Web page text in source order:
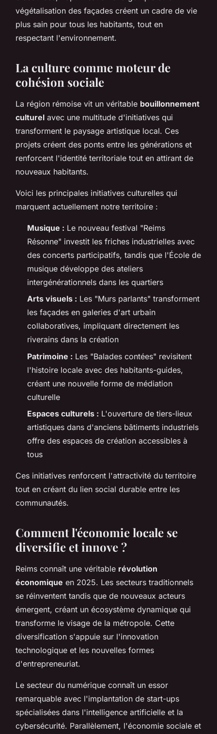
végétalisation des façades créent un cadre de vie
plus sain pour tous les habitants, tout en
respectant l'environnement.
La culture comme moteur de
cohésion sociale
La région rémoise vit un véritable bouillonnement
culturel avec une multitude d'initiatives qui
transforment le paysage artistique local. Ces
projets créent des ponts entre les générations et
renforcent l'identité territoriale tout en attirant de
nouveaux habitants.
Voici les principales initiatives culturelles qui
marquent actuellement notre territoire :
Musique : Le nouveau festival "Reims
Résonne" investit les friches industrielles avec
des concerts participatifs, tandis que l'École de
musique développe des ateliers
intergénérationnels dans les quartiers
Arts visuels : Les "Murs parlants" transforment
les façades en galeries d'art urbain
collaboratives, impliquant directement les
riverains dans la création
Patrimoine : Les "Balades contées" revisitent
l'histoire locale avec des habitants-guides,
créant une nouvelle forme de médiation
culturelle
Espaces culturels : L'ouverture de tiers-lieux
artistiques dans d'anciens bâtiments industriels
offre des espaces de création accessibles à
tous
Ces initiatives renforcent l'attractivité du territoire
tout en créant du lien social durable entre les
communautés.
Comment l'économie locale se
diversifie et innove ?
Reims connaît une véritable révolution
économique en 2025. Les secteurs traditionnels
se réinventent tandis que de nouveaux acteurs
émergent, créant un écosystème dynamique qui
transforme le visage de la métropole. Cette
diversification s'appuie sur l'innovation
technologique et les nouvelles formes
d'entrepreneuriat.
Le secteur du numérique connaît un essor
remarquable avec l'implantation de start-ups
spécialisées dans l'intelligence artificielle et la
cybersécurité. Parallèlement, l'économie sociale et